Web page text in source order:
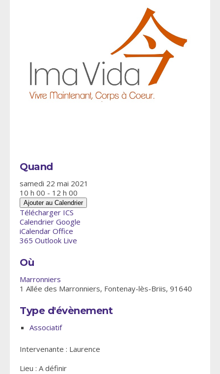
Quand
samedi 22 mai 2021
10 h 00 - 12 h 00
Ajouter au Calendrier
Télécharger ICS
Calendrier Google
iCalendar Office
365 Outlook Live
Où
Marronniers
1 Allée des Marronniers, Fontenay-lès-Briis, 91640
Type d'évènement
Associatif
Intervenante : Laurence
Lieu : A définir